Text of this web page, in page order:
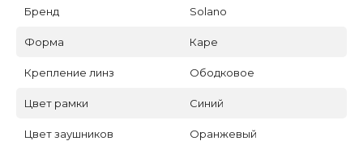
Бренд Solano
Форма Каре
Крепление линз Ободковое
Цвет рамки Синий
Цвет заушников Оранжевый